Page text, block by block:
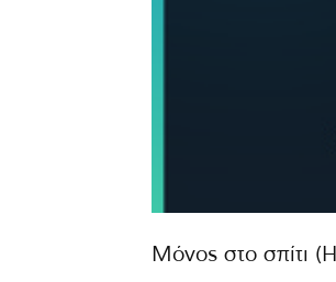
Μόνος στο σπίτι